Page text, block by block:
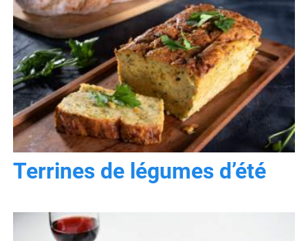
Terrines de légumes d’été